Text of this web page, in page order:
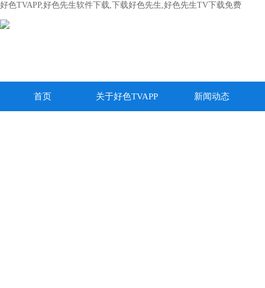
好色TVAPP,好色先生软件下载,下载好色先生,好色先生TV下载免费
首页 关于好色TVAPP 新闻动态